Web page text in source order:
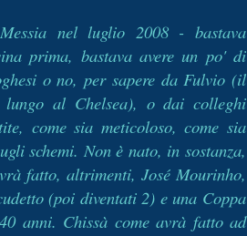
nel luglio 2008 - bastava
prima, bastava avere un po' di
o no, per sapere da Fulvio (il
al Chelsea), o dai colleghi
come sia meticoloso, come sia
schemi. Non è nato, in sostanza,
fatto, altrimenti, José Mourinho,
(poi diventati 2) e una Coppa
anni. Chissà come avrà fatto ad